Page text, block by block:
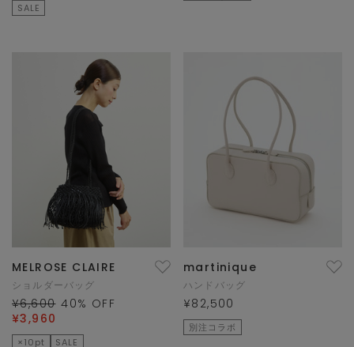
SALE
MELROSE CLAIRE
ショルダーバッグ
¥6,600 40% OFF
¥3,960
×10pt SALE
martinique
ハンドバッグ
¥82,500
別注コラボ